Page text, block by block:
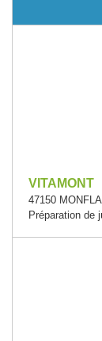
VITAMONT
47150
Préparation de